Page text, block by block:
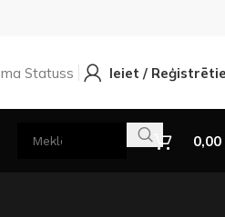
Statuss Ieiet /
0,00